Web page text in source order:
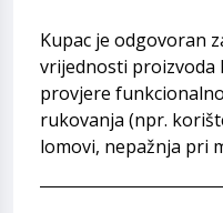
Kupac je odgovoran
vrijednosti proizvoda
provjere
rukovanja (npr.
lomovi, nepažnja pri